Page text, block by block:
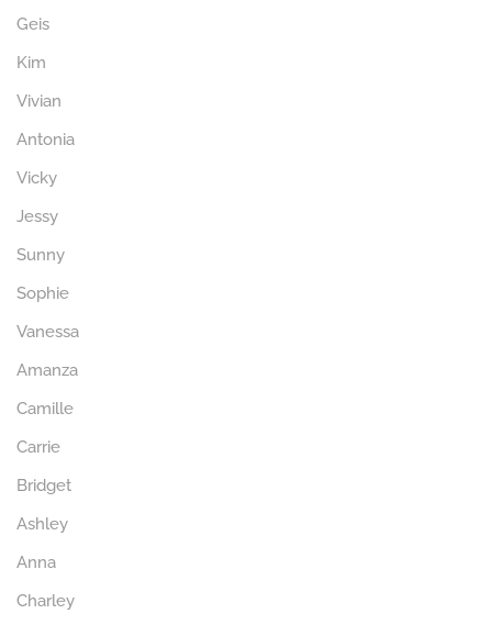
Geis
Kim
Vivian
Antonia
Vicky
Jessy
Sunny
Sophie
Vanessa
Amanza
Camille
Carrie
Bridget
Ashley
Anna
Charley